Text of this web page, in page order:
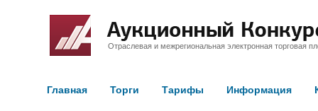
Отраслевая и межрегиональная электронная торговая
Главная Торги Тарифы Информация